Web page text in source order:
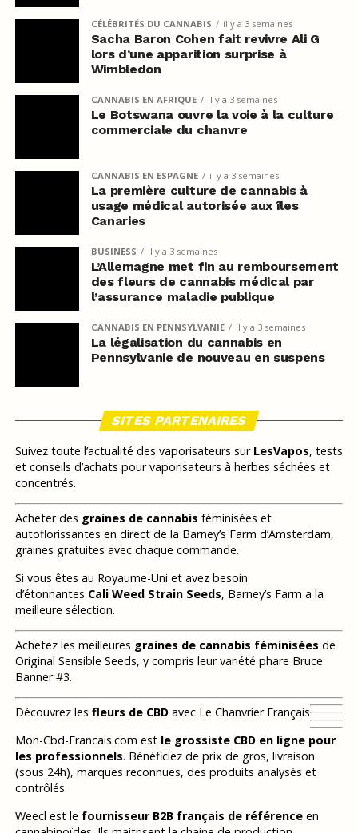
CÉLÉBRITÉS DU CANNABIS il y a 3 semaines
Sacha Baron Cohen fait revivre Ali G
lors d’une apparition surprise à
Wimbledon
CANNABIS EN AFRIQUE il y a 3 semaines
Le Botswana ouvre la voie à la culture
commerciale du chanvre
CANNABIS EN ESPAGNE il y a 3 semaines
La première culture de cannabis à
usage médical autorisée aux îles
Canaries
BUSINESS il y a 3 semaines
L’Allemagne met fin au remboursement
des fleurs de cannabis médical par
l’assurance maladie publique
CANNABIS EN PENNSYLVANIE il y a 3 semaines
La légalisation du cannabis en
Pennsylvanie de nouveau en suspens
SITES PARTENAIRES
Suivez toute l’actualité des vaporisateurs sur LesVapos, tests
et conseils d’achats pour vaporisateurs à herbes séchées et
concentrés.
Acheter des graines de cannabis féminisées et
autoflorissantes en direct de la Barney’s Farm d’Amsterdam,
graines gratuites avec chaque commande.
Si vous êtes au Royaume-Uni et avez besoin
d’étonnantes Cali Weed Strain Seeds, Barney’s Farm a la
meilleure sélection.
Achetez les meilleures graines de cannabis féminisées de
Original Sensible Seeds, y compris leur variété phare Bruce
Banner #3.
Découvrez les fleurs de CBDavec Le Chanvrier Français
Mon-Cbd-Francais.com est le grossiste CBD en ligne pour
les professionnels. Bénéficiez de prix de gros, livraison
(sous 24h), marques reconnues, des produits analysés et
contrôlés.
Weecl est le fournisseur B2B français de référenceen